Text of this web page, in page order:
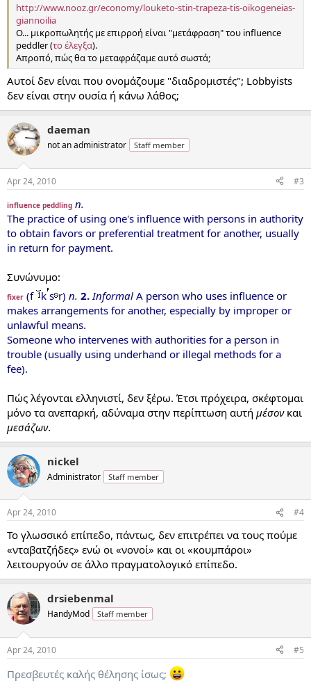
http://www.nooz.gr/economy/louketo-stin-trapeza-tis-oikogeneias-
giannoilia
Ο... μικροπωλητής με επιρροή είναι "μετάφραση" του influence
peddler (το έλεγξα).
Απροπό, πώς θα το μεταφράζαμε αυτό σωστά;
Αυτοί δεν είναι που ονομάζουμε "διαδρομιστές"; Lobbyists
δεν είναι στην ουσία ή κάνω λάθος;
daeman
not an administrator Staff member
Apr 24, 2010 #3
influence peddling n.
The practice of using one's influence with persons in authority
to obtain favors or preferential treatment for another, usually
in return for payment.
Συνώνυμο:
fixer (f k s r) n. 2. Informal A person who uses influence or
makes arrangements for another, especially by improper or
unlawful means.
Someone who intervenes with authorities for a person in
trouble (usually using underhand or illegal methods for a
fee).
Πώς λέγονται ελληνιστί, δεν ξέρω. Έτσι πρόχειρα, σκέφτομαι
μόνο τα ανεπαρκή, αδύναμα στην περίπτωση αυτή μέσον και
μεσάζων.
nickel
Administrator Staff member
Apr 24, 2010 #4
Το γλωσσικό επίπεδο, πάντως, δεν επιτρέπει να τους πούμε
«νταβατζήδες» ενώ οι «νονοί» και οι «κουμπάροι»
λειτουργούν σε άλλο πραγματολογικό επίπεδο.
drsiebenmal
HandyMod Staff member
Apr 24, 2010 #5
Πρεσβευτές καλής θέλησης ίσως;